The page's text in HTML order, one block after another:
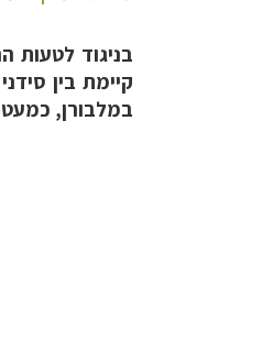
בניגוד לטעות
קיימת בין
במלבורן, כמעט